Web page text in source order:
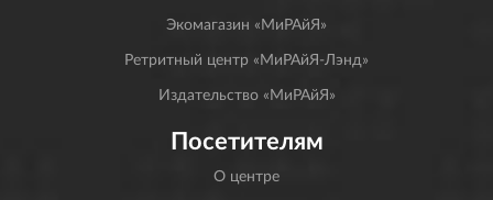
Экомагазин «МиРАйЯ»
Ретритный центр «МиРАйЯ-Лэнд»
Издательство «МиРАйЯ»
Посетителям
О центре